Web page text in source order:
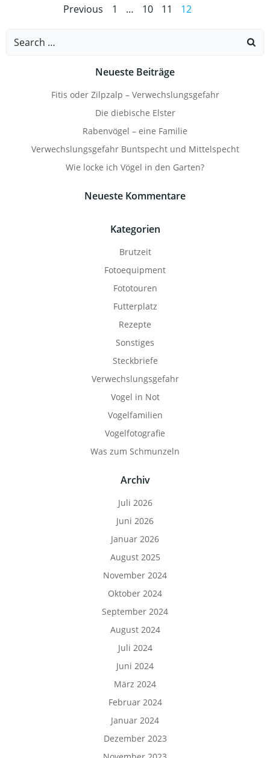
Posts
Previous
Posts
Page
1 … Page
10 Page
11 Page
12
Search
Neueste Beiträge
Fitis oder Zilpzalp – Verwechslungsgefahr
Die diebische Elster
Rabenvögel – eine Familie
Verwechslungsgefahr Buntspecht und Mittelspecht
Wie locke ich Vögel in den Garten?
Neueste Kommentare
Kategorien
Brutzeit
Fotoequipment
Fototouren
Futterplatz
Rezepte
Sonstiges
Steckbriefe
Verwechslungsgefahr
Vogel in Not
Vogelfamilien
Vogelfotografie
Was zum Schmunzeln
Archiv
Juli 2026
Juni 2026
Januar 2026
August 2025
November 2024
Oktober 2024
September 2024
August 2024
Juli 2024
Juni 2024
März 2024
Februar 2024
Januar 2024
Dezember 2023